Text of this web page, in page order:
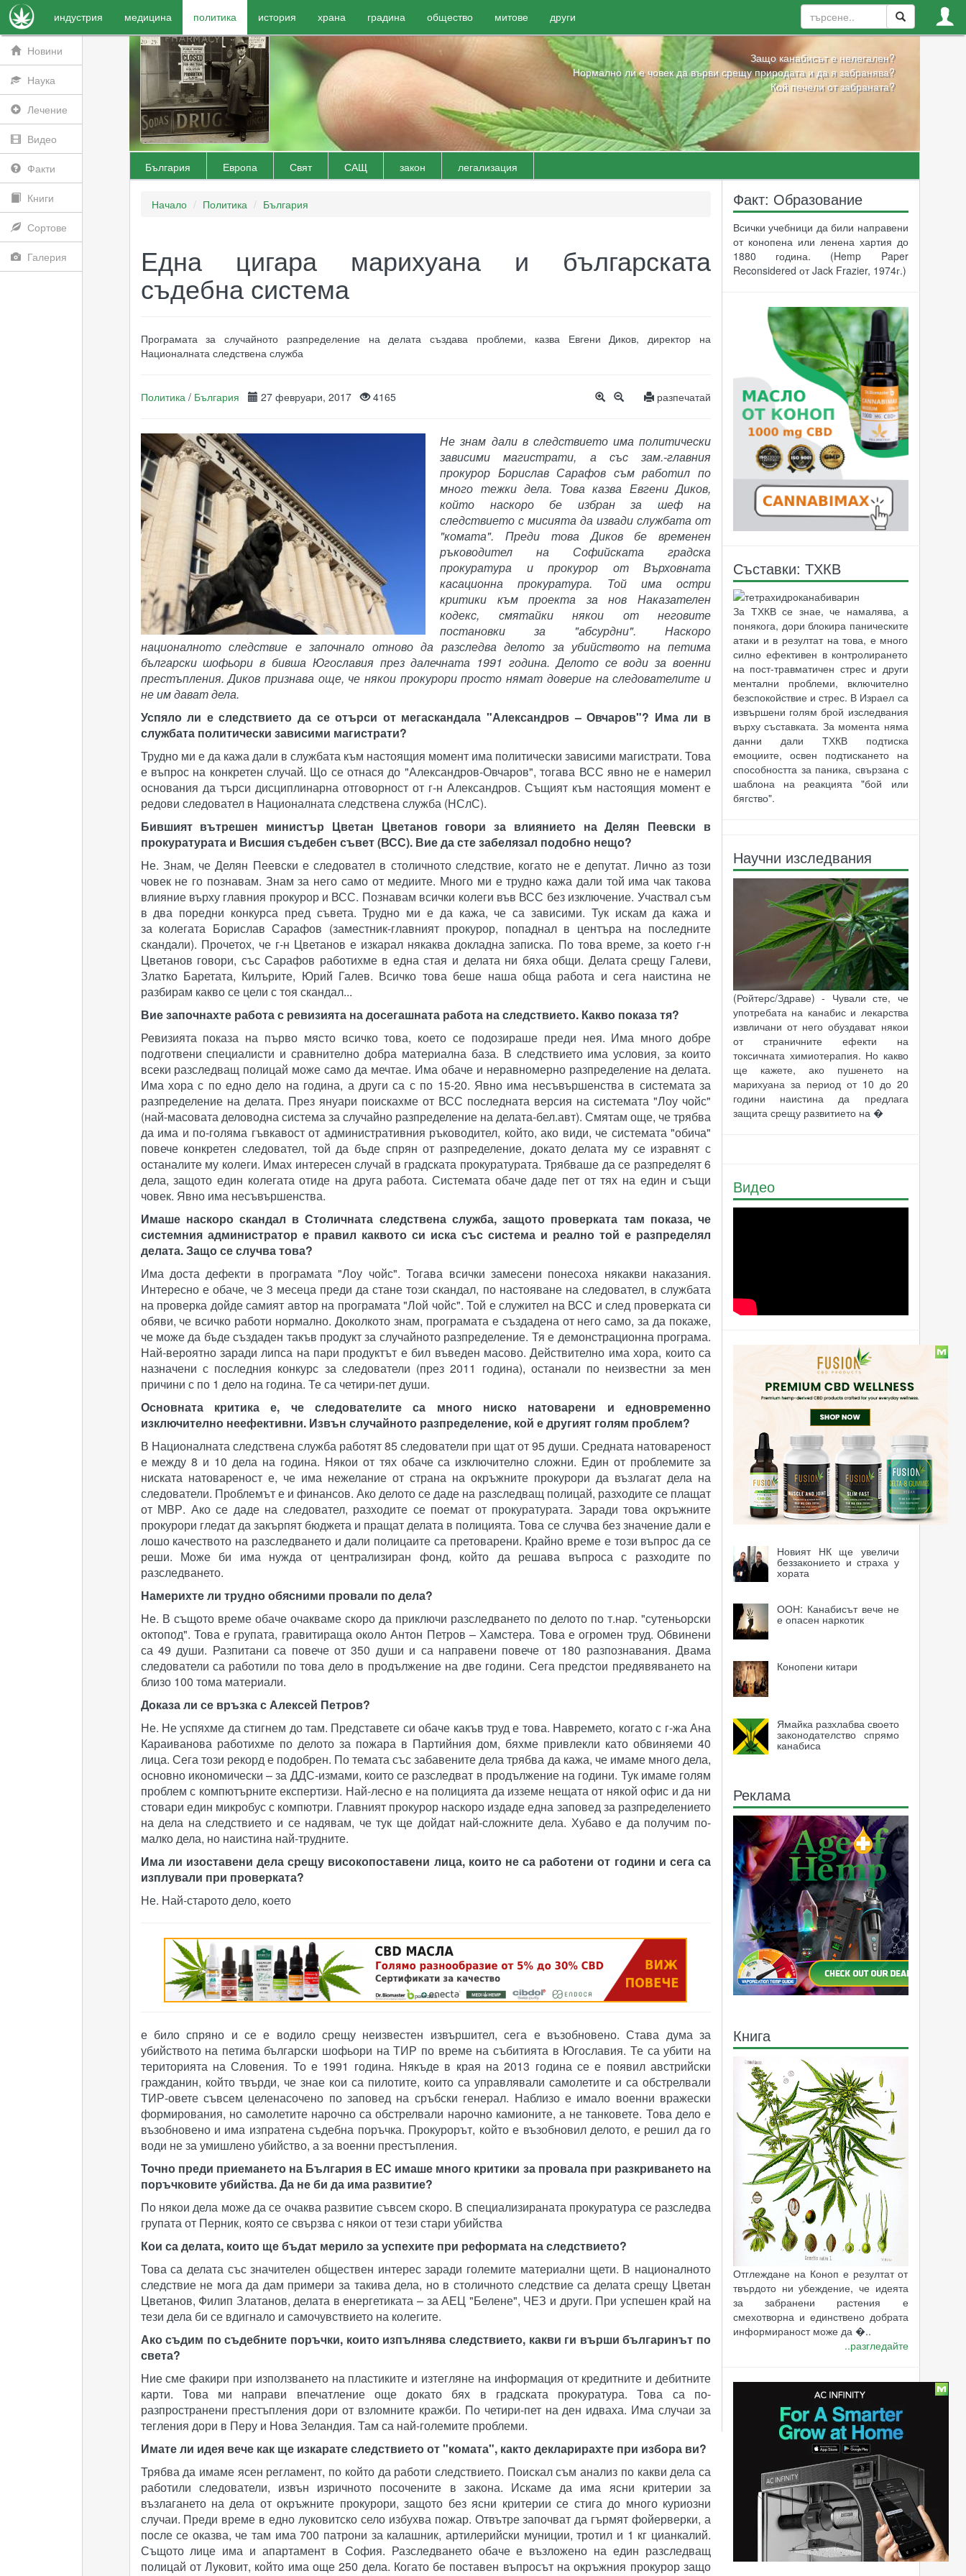
индустрия медицина политика история храна градина общество митове други
Новини
Наука
Лечение
Видео
Факти
Книги
Сортове
Галерия
Защо канабисът е нелегален?
Нормално ли е човек да върви срещу природата и да я забранява?
Кой печели от забраната?
България Европа Свят САЩ закон легализация
Начало Политика България
Една цигара марихуана и българската
съдебна система
Програмата за случайното разпределение на делата създава проблеми, казва Евгени Диков, директор на
Националната следствена служба
Политика/ България 27 февруари, 2017 4165 разпечатай
Не знам дали в следствието има политически
зависими магистрати, а със зам.-главния
прокурор Борислав Сарафов съм работил по
много тежки дела. Това казва Евгени Диков,
който наскоро бе избран за шеф на
следствието с мисията да извади службата от
"комата". Преди това Диков бе временен
ръководител на Софийската градска
прокуратура и прокурор от Върховната
касационна прокуратура. Той има остри
критики към проекта за нов Наказателен
кодекс, смятайки някои от неговите
постановки за "абсурдни". Наскоро
националното следствие е започнало отново да разследва делото за убийството на петима
български шофьори в бивша Югославия през далечната 1991 година. Делото се води за военни
престъпления. Диков признава още, че някои прокурори просто нямат доверие на следователите и
не им дават дела.
Успяло ли е следствието да се отърси от мегаскандала "Александров – Овчаров"? Има ли в
службата политически зависими магистрати?
Трудно ми е да кажа дали в службата към настоящия момент има политически зависими магистрати. Това
е въпрос на конкретен случай. Що се отнася до "Александров-Овчаров", тогава ВСС явно не е намерил
основания да търси дисциплинарна отговорност от г-н Александров. Същият към настоящия момент е
редови следовател в Националната следствена служба (НСлС).
Бившият вътрешен министър Цветан Цветанов говори за влиянието на Делян Пеевски в
прокуратурата и Висшия съдебен съвет (ВСС). Вие да сте забелязал подобно нещо?
Не. Знам, че Делян Пеевски е следовател в столичното следствие, когато не е депутат. Лично аз този
човек не го познавам. Знам за него само от медиите. Много ми е трудно кажа дали той има чак такова
влияние върху главния прокурор и ВСС. Познавам всички колеги във ВСС без изключение. Участвал съм
в два поредни конкурса пред съвета. Трудно ми е да кажа, че са зависими. Тук искам да кажа и
за колегата Борислав Сарафов (заместник-главният прокурор, попаднал в центъра на последните
скандали). Прочетох, че г-н Цветанов е изкарал някаква докладна записка. По това време, за което г-н
Цветанов говори, със Сарафов работихме в една стая и делата ни бяха общи. Делата срещу Галеви,
Златко Баретата, Килърите, Юрий Галев. Всичко това беше наша обща работа и сега наистина не
разбирам какво се цели с тоя скандал...
Вие започнахте работа с ревизията на досегашната работа на следствието. Какво показа тя?
Ревизията показа на първо място всичко това, което се подозираше преди нея. Има много добре
подготвени специалисти и сравнително добра материална база. В следствието има условия, за които
всеки разследващ полицай може само да мечтае. Има обаче и неравномерно разпределение на делата.
Има хора с по едно дело на година, а други са с по 15-20. Явно има несъвършенства в системата за
разпределение на делата. През януари поискахме от ВСС последната версия на системата "Лоу чойс"
(най-масовата деловодна система за случайно разпределение на делата-бел.авт). Смятам още, че трябва
да има и по-голяма гъвкавост от административния ръководител, който, ако види, че системата "обича"
повече конкретен следовател, той да бъде спрян от разпределение, докато делата му се изравнят с
останалите му колеги. Имах интересен случай в градската прокуратурата. Трябваше да се разпределят 6
дела, защото един колегата отиде на друга работа. Системата обаче даде пет от тях на един и същи
човек. Явно има несъвършенства.
Имаше наскоро скандал в Столичната следствена служба, защото проверката там показа, че
системния администратор е правил каквото си иска със система и реално той е разпределял
делата. Защо се случва това?
Има доста дефекти в програмата "Лоу чойс". Тогава всички замесени понесоха някакви наказания.
Интересно е обаче, че 3 месеца преди да стане този скандал, по настояване на следовател, в службата
на проверка дойде самият автор на програмата "Лой чойс". Той е служител на ВСС и след проверката си
обяви, че всичко работи нормално. Доколкото знам, програмата е създадена от него само, за да покаже,
че може да бъде създаден такъв продукт за случайното разпределение. Тя е демонстрационна програма.
Най-вероятно заради липса на пари продуктът е бил въведен масово. Действително има хора, които са
назначени с последния конкурс за следователи (през 2011 година), останали по неизвестни за мен
причини с по 1 дело на година. Те са четири-пет души.
Основната критика е, че следователите са много ниско натоварени и едновременно
изключително неефективни. Извън случайното разпределение, кой е другият голям проблем?
В Националната следствена служба работят 85 следователи при щат от 95 души. Средната натовареност
е между 8 и 10 дела на година. Някои от тях обаче са изключително сложни. Един от проблемите за
ниската натовареност е, че има нежелание от страна на окръжните прокурори да възлагат дела на
следователи. Проблемът е и финансов. Ако делото се даде на разследващ полицай, разходите се плащат
от МВР. Ако се даде на следовател, разходите се поемат от прокуратурата. Заради това окръжните
прокурори гледат да закърпят бюджета и пращат делата в полицията. Това се случва без значение дали е
лошо качеството на разследването и дали полицаите са претоварени. Крайно време е този въпрос да се
реши. Може би има нужда от централизиран фонд, който да решава въпроса с разходите по
разследването.
Намерихте ли трудно обясними провали по дела?
Не. В същото време обаче очакваме скоро да приключи разследването по делото по т.нар. "сутеньорски
октопод". Това е групата, гравитираща около Антон Петров – Хамстера. Това е огромен труд. Обвинени
са 49 души. Разпитани са повече от 350 души и са направени повече от 180 разпознавания. Двама
следователи са работили по това дело в продължение на две години. Сега предстои предявяването на
близо 100 тома материали.
Доказа ли се връзка с Алексей Петров?
Не. Не успяхме да стигнем до там. Представете си обаче какъв труд е това. Навремето, когато с г-жа Ана
Караиванова работихме по делото за пожара в Партийния дом, бяхме привлекли като обвиняеми 40
лица. Сега този рекорд е подобрен. По темата със забавените дела трябва да кажа, че имаме много дела,
основно икономически – за ДДС-измами, които се разследват в продължение на години. Тук имаме голям
проблем с компютърните експертизи. Най-лесно е на полицията да изземе нещата от някой офис и да ни
стовари един микробус с компютри. Главният прокурор наскоро издаде една заповед за разпределението
на дела на следствието и се надявам, че тук ще дойдат най-сложните дела. Хубаво е да получим по-
малко дела, но наистина най-трудните.
Има ли изоставени дела срещу високопоставени лица, които не са работени от години и сега са
изплували при проверката?
Не. Най-старото дело, което
реклама
е било спряно и се е водило срещу неизвестен извършител, сега е възобновено. Става дума за
убийството на петима български шофьори на ТИР по време на събитията в Югославия. Те са убити на
територията на Словения. То е 1991 година. Някъде в края на 2013 година се е появил австрийски
гражданин, който твърди, че знае кои са пилотите, които са управлявали самолетите и са обстрелвали
ТИР-овете съвсем целенасочено по заповед на сръбски генерал. Наблизо е имало военни вражески
формирования, но самолетите нарочно са обстрелвали нарочно камионите, а не танковете. Това дело е
възобновено и има изпратена съдебна поръчка. Прокурорът, който е възобновил делото, е решил да го
води не за умишлено убийство, а за военни престъпления.
Точно преди приемането на България в ЕС имаше много критики за провала при разкриването на
поръчковите убийства. Да не би да има развитие?
По някои дела може да се очаква развитие съвсем скоро. В специализираната прокуратура се разследва
групата от Перник, която се свързва с някои от тези стари убийства
Кои са делата, които ще бъдат мерило за успехите при реформата на следствието?
Това са делата със значителен обществен интерес заради големите материални щети. В националното
следствие не мога да дам примери за такива дела, но в столичното следствие са делата срещу Цветан
Цветанов, Филип Златанов, делата в енергетиката – за АЕЦ "Белене", ЧЕЗ и други. При успешен край на
тези дела би се вдигнало и самочувствието на колегите.
Ако съдим по съдебните поръчки, които изпълнява следствието, какви ги върши българинът по
света?
Ние сме факири при използването на пластиките и изтегляне на информация от кредитните и дебитните
карти. Това ми направи впечатление още докато бях в градската прокуратура. Това са по-
разпространени престъпления дори от взломните кражби. По четири-пет на ден идваха. Има случаи за
тегления дори в Перу и Нова Зеландия. Там са най-големите проблеми.
Имате ли идея вече как ще изкарате следствието от "комата", както декларирахте при избора ви?
Трябва да имаме ясен регламент, по който да работи следствието. Поискал съм анализ по какви дела са
работили следователи, извън изричното посочените в закона. Искаме да има ясни критерии за
възлагането на дела от окръжните прокурори, защото без ясни критерии се стига до много куриозни
случаи. Преди време в едно луковитско село избухва пожар. Отвътре започват да гърмят фойерверки, а
после се оказва, че там има 700 патрони за калашник, артилерийски муниции, тротил и 1 кг цианкалий.
Същото лице има и апартамент в София. Разследването обаче е възложено на един разследващ
полицай от Луковит, който има още 250 дела. Когато бе поставен въпросът на окръжния прокурор защо
Факт: Образование
Всички учебници да били направени
от конопена или ленена хартия до
1880 година. (Hemp Paper
Reconsidered от Jack Frazier, 1974г.)
Съставки: ТХКВ
За ТХКВ се знае, че намалява, а
понякога, дори блокира паническите
атаки и в резултат на това, е много
силно ефективен в контролирането
на пост-травматичен стрес и други
ментални проблеми, включително
безспокойствие и стрес. В Израел са
извършени голям брой изследвания
върху съставката. За момента няма
данни дали ТХКВ подтиска
емоциите, освен подтискането на
способността за паника, свързана с
шаблона на реакцията "бой или
бягство".
Научни изследвания
(Ройтерс/Здраве) - Чували сте, че
употребата на канабис и лекарства
извличани от него обуздават някои
от страничните ефекти на
токсичната химиотерапия. Но какво
ще кажете, ако пушенето на
марихуана за период от 10 до 20
години наистина да предлага
защита срещу развитието на �
Видео
Канабис срещу
антибиотици?
Забраната не възпира
младите от това да
употребяват
Възобновяема енергия и
конопът като нейн
източник
Новият НК ще увеличи
беззаконието и страха у
хората
ООН: Канабисът вече не
е опасен наркотик
Конопени китари
Ямайка разхлабва своето
законодателство спрямо
канабиса
Реклама
Книга
Отглеждане на Коноп е резултат от
твърдото ни убеждение, че идеята
за забранени растения е
смехотворна и единствено добрата
информираност може да �..
..разгледайте
В момента има 9 госта и 0 потребителя
използващи сайта.
2026-08-08 10:33:45